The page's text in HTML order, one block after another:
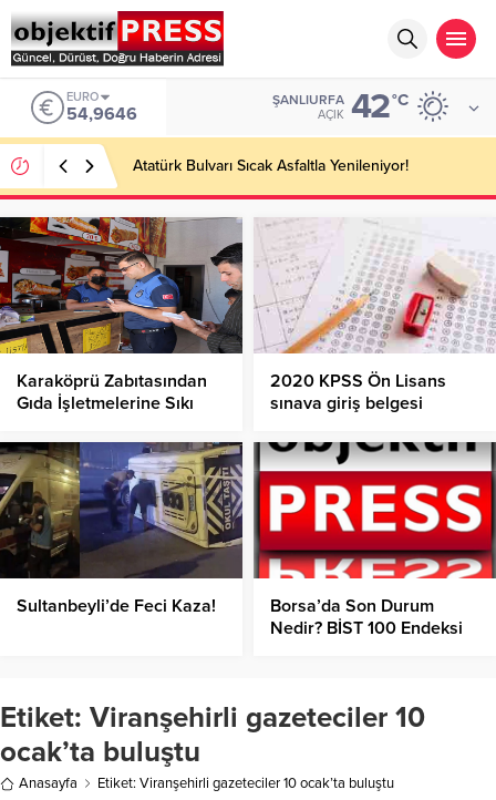
EURO
54,9646
ŞANLIURFA
AÇIK 42°C
Atatürk Bulvarı Sıcak Asfaltla Yenileniyor!
Karaköprü Zabıtasından
Gıda İşletmelerine Sıkı
2020 KPSS Ön Lisans
sınava giriş belgesi
Sultanbeyli’de Feci Kaza!
Borsa’da Son Durum
Nedir? BİST 100 Endeksi
Etiket: Viranşehirli gazeteciler 10
ocak’ta buluştu
Anasayfa Etiket: Viranşehirli gazeteciler 10 ocak’ta buluştu